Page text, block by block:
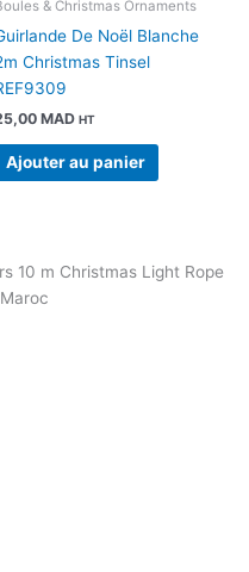
& Christmas Ornaments
De Noël Blanche
Christmas Tinsel
MAD HT
Ajouter au panier